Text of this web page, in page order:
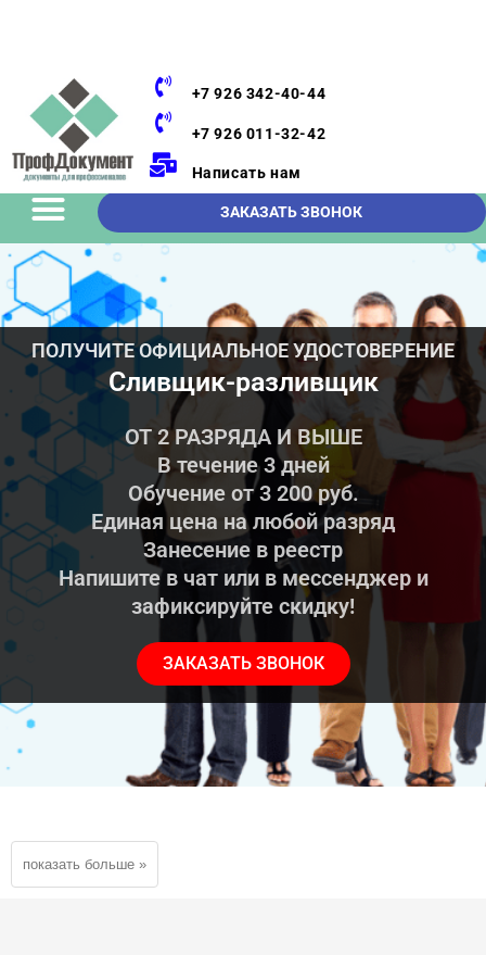
+7 926 342-40-44
+7 926 011-32-42
Написать нам
ЗАКАЗАТЬ ЗВОНОК
ПОЛУЧИТЕ ОФИЦИАЛЬНОЕ УДОСТОВЕРЕНИЕ
Сливщик-разливщик
ОТ 2 РАЗРЯДА И ВЫШЕ
В течение 3 дней
Обучение от 3 200 руб.
Единая цена на любой разряд
Занесение в реестр
Напишите в чат или в мессенджер и
зафиксируйте скидку!
ЗАКАЗАТЬ ЗВОНОК